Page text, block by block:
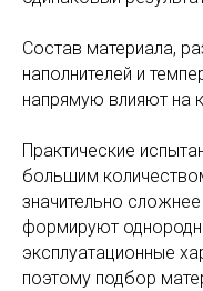
Состав материала,
наполнителей и
напрямую влияют на
Практические
большим
значительно
формируют
эксплуатационные
поэтому подбор